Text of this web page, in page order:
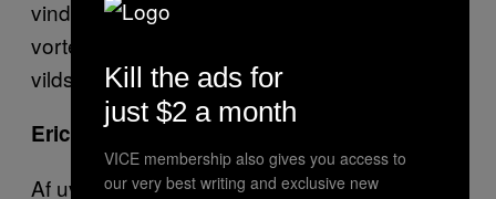
vinder en Oscar for at lægge stemme til et
vortesvin, der er bedst kendt for at prutte i
vildskab og råbe “ARGHHHH!”
Eric Andre som Azizi
Af uvisse årsager har Disney valgt at omdøbe
Kill the ads for
just $2 a month
VICE membership also gives you access to
our very best writing and exclusive new